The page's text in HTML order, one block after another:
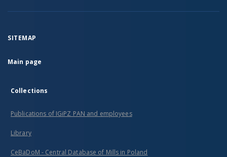
SITEMAP
Main page
Collections
Publications of IGiPZ PAN and employees
Library
CeBaDoM - Central Database of Mills in Poland